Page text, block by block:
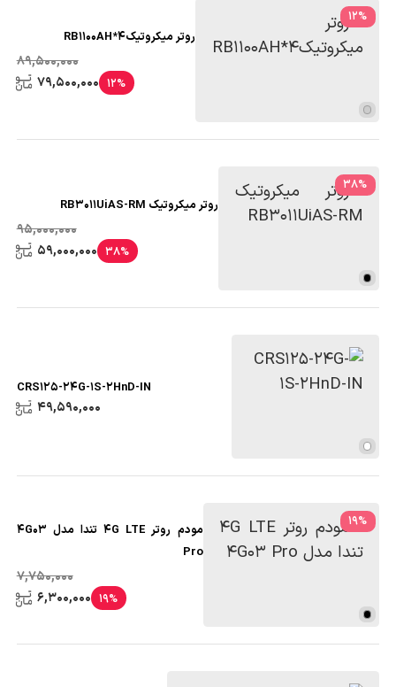
%
12
روتر میکروتیکRB1100AH*4
89,500,000
12%
79,500,000
%
38
روتر میکروتیک RB3011UiAS-RM
95,000,000
38%
59,000,000
CRS125-24G-1S-2HnD-IN
49,590,000
%
19
مودم روتر 4G LTE تندا مدل 4G03
Pro
7,750,000
19%
6,300,000